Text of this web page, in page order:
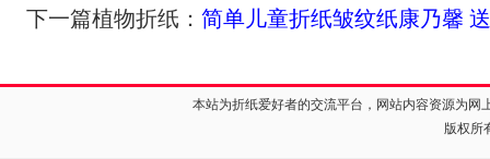
下一篇植物折纸： 简单儿童折纸皱纹纸康乃馨
本站为折纸爱好者的交流平台，网站内容资源为
版权所